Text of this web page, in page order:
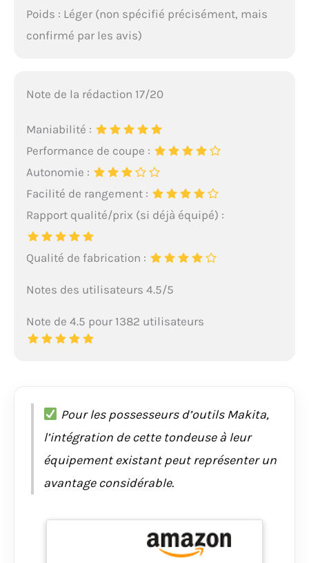
Poids : Léger (non spécifié précisément, mais
confirmé par les avis)
Note de la rédaction 17/20
Maniabilité :
Performance de coupe :
Autonomie :
Facilité de rangement :
Rapport qualité/prix (si déjà équipé) :
Qualité de fabrication :
Notes des utilisateurs 4.5/5
Note de 4.5 pour 1382 utilisateurs
Pour les possesseurs d’outils Makita,
l’intégration de cette tondeuse à leur
équipement existant peut représenter un
avantage considérable.